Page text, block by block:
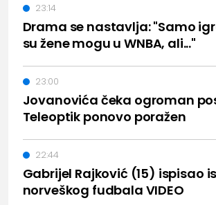
Drama se nastavlja: "Samo
su žene mogu u WNBA, ali..."
23:14
Jovanovića čeka ogroman
Teleoptik ponovo poražen
23:00
Gabrijel Rajković (15) ispisao
norveškog fudbala VIDEO
22:44